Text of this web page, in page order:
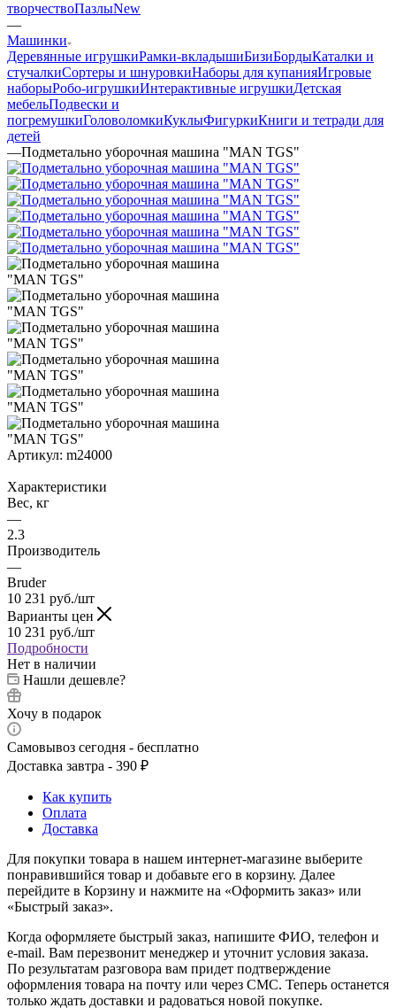
творчествоПазлыNew
—
Машинки
Деревянные игрушкиРамки-вкладышиБизиБордыКаталки и
стучалкиСортеры и шнуровкиНаборы для купанияИгровые
наборыРобо-игрушкиИнтерактивные игрушкиДетская
мебельПодвески и
погремушкиГоловоломкиКуклыФигуркиКниги и тетради для
детей
—Подметально уборочная машина "MAN TGS"
Артикул: m24000
Характеристики
Вес, кг
—
2.3
Производитель
—
Bruder
10 231 руб./шт
Варианты цен
10 231 руб./шт
Подробности
Нет в наличии
Нашли дешевле?
Хочу в подарок
Самовывоз сегодня - бесплатно
Доставка завтра - 390 ₽
Как купить
Оплата
Доставка
Для покупки товара в нашем интернет-магазине выберите
понравившийся товар и добавьте его в корзину. Далее
перейдите в Корзину и нажмите на «Оформить заказ» или
«Быстрый заказ».
Когда оформляете быстрый заказ, напишите ФИО, телефон и
e-mail. Вам перезвонит менеджер и уточнит условия заказа.
По результатам разговора вам придет подтверждение
оформления товара на почту или через СМС. Теперь останется
только ждать доставки и радоваться новой покупке.